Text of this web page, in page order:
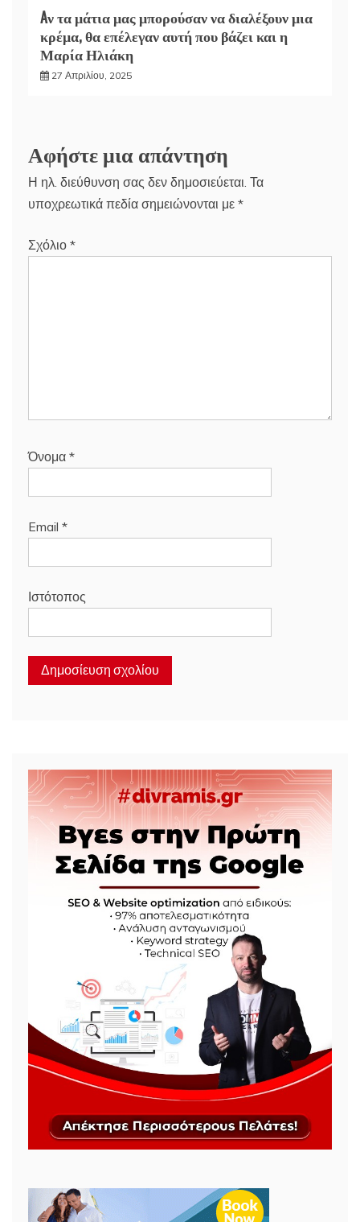
Aν τα μάτια μας μπορούσαν να διαλέξουν μια
κρέμα, θα επέλεγαν αυτή που βάζει και η
Μαρία Ηλιάκη
27 Απριλίου, 2025
Αφήστε μια απάντηση
Η ηλ. διεύθυνση σας δεν δημοσιεύεται. Τα
υποχρεωτικά πεδία σημειώνονται με *
Σχόλιο *
Όνομα *
Email *
Ιστότοπος